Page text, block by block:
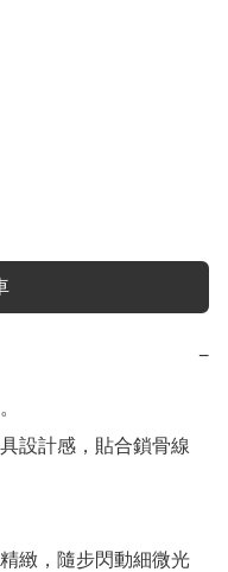
−
設計感，貼合鎖骨線
緻，隨步閃動細微光